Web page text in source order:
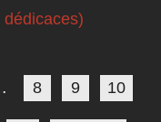
8 9 10